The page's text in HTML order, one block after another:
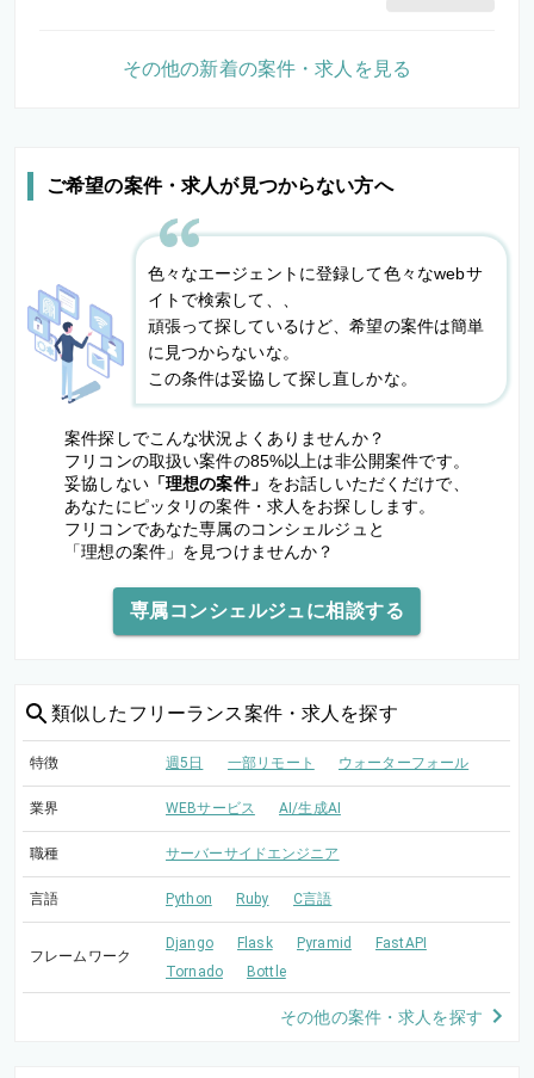
ご希望の案件・求人が見つからない方へ
色々なエージェントに登録して色々なwebサ
イトで検索して、、
頑張って探しているけど、希望の案件は簡単
に見つからないな。
この条件は妥協して探し直しかな。
案件探しでこんな状況よくありませんか？
フリコンの取扱い案件の85%以上は非公開案件です。
妥協しない「理想の案件」 をお話しいただくだけで、
あなたにピッタリの案件・求人をお探しします。
フリコンであなた専属のコンシェルジュと
「理想の案件」を見つけませんか？
専属コンシェルジュに相談する
類似した フリーランス案件・求人を探す
特徴 週5日 一部リモート ウォーターフォール
業界 WEBサービス AI/生成AI
職種 サーバーサイドエンジニア
言語 Python Ruby C言語
フレームワーク
Django Flask Pyramid
FastAPI
Tornado
Bottle
その他の案件・求人を探す
その他の新着の案件・求人を見る